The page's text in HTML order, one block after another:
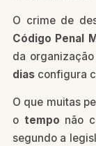
O crime de
Código Penal
da
dias configura
O que muitas
o tempo não
segundo a